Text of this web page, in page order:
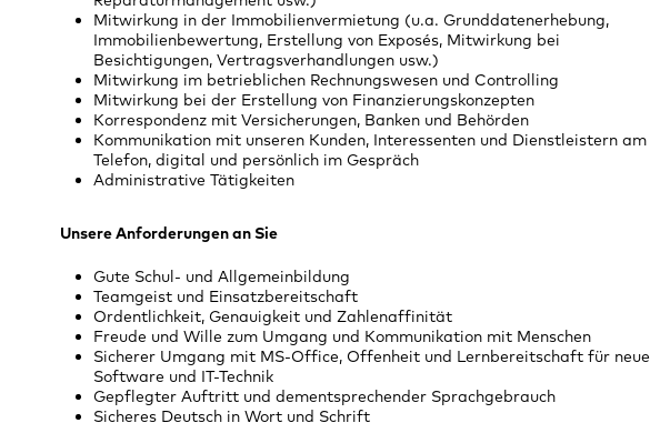
Mitwirkung in der Immobilienvermietung (u.a. Grunddatenerhebung,
Immobilienbewertung, Erstellung von Exposés, Mitwirkung bei
Besichtigungen, Vertragsverhandlungen usw.)
Mitwirkung im betrieblichen Rechnungswesen und Controlling
Mitwirkung bei der Erstellung von Finanzierungskonzepten
Korrespondenz mit Versicherungen, Banken und Behörden
Kommunikation mit unseren Kunden, Interessenten und Dienstleistern am
Telefon, digital und persönlich im Gespräch
Administrative Tätigkeiten
Unsere Anforderungen an Sie
Gute Schul- und Allgemeinbildung
Teamgeist und Einsatzbereitschaft
Ordentlichkeit, Genauigkeit und Zahlenaffinität
Freude und Wille zum Umgang und Kommunikation mit Menschen
Sicherer Umgang mit MS-Office, Offenheit und Lernbereitschaft für neue
Software und IT-Technik
Gepflegter Auftritt und dementsprechender Sprachgebrauch
Sicheres Deutsch in Wort und Schrift